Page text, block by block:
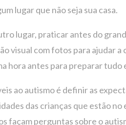
lugar que não seja sua casa.
lugar, praticar antes do
visual com fotos para ajudar
hora antes para preparar tudo
​​ao autismo é definir as
das crianças que estão
façam perguntas sobre o